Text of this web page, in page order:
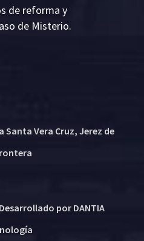
de reforma y
de Misterio.
Santa Vera Cruz, Jerez de
por DANTIA